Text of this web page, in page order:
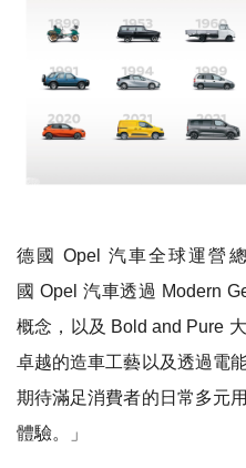
德國Opel 汽車全球運營
國Opel汽車透過 Modern
概念，以及 Bold and Pure
卓越的造車工藝 以及透過電
期待滿足消費者的日常多元
體驗。」